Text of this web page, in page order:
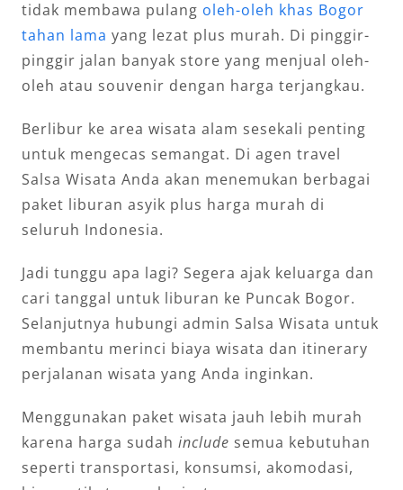
tidak membawa pulang oleh-oleh khas Bogor
tahan lama yang lezat plus murah. Di pinggir-
pinggir jalan banyak store yang menjual oleh-
oleh atau souvenir dengan harga terjangkau.
Berlibur ke area wisata alam sesekali penting
untuk mengecas semangat. Di agen travel
Salsa Wisata Anda akan menemukan berbagai
paket liburan asyik plus harga murah di
seluruh Indonesia.
Jadi tunggu apa lagi? Segera ajak keluarga dan
cari tanggal untuk liburan ke Puncak Bogor.
Selanjutnya hubungi admin Salsa Wisata untuk
membantu merinci biaya wisata dan itinerary
perjalanan wisata yang Anda inginkan.
Menggunakan paket wisata jauh lebih murah
karena harga sudah include semua kebutuhan
seperti transportasi, konsumsi, akomodasi,